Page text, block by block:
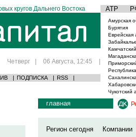
кругов Дальнего Востока АТР
Четверг | 06 Августа, 12:45 |
| ПОДПИСКА | RSS |
Амурская
Бурятия
Еврейская
Чукотский
главная
Регион сегодня
Компании